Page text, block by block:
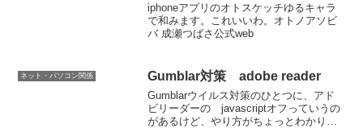
iphoneアプリのオトスケッチゆるキャラ
で和みます。これいいわ。オトノアソビ
バ 成瀬つばさ公式web
ネット・パソコン関係 Gumblar対策 adobe reader
Gumblarウイルス対策のひとつに、アド
ビリーダーの javascriptオフっていうの
があるけど、やり方がちょっとわかりに